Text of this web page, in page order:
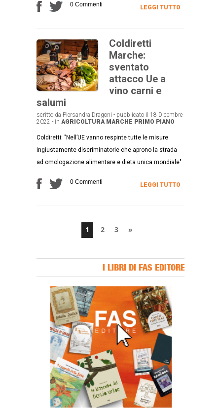
0 Commenti LEGGI TUTTO
Coldiretti
Marche:
sventato
attacco Ue a
vino carni e
salumi
scritto da Piersandra Dragoni - pubblicato il 18 Dicembre
2022 - in AGRICOLTURA MARCHE PRIMO PIANO
Coldiretti: "Nell’UE vanno respinte tutte le misure
ingiustamente discriminatorie che aprono la strada
ad omologazione alimentare e dieta unica mondiale"
0 Commenti LEGGI TUTTO
1 2 3 »
I LIBRI DI FAS EDITORE